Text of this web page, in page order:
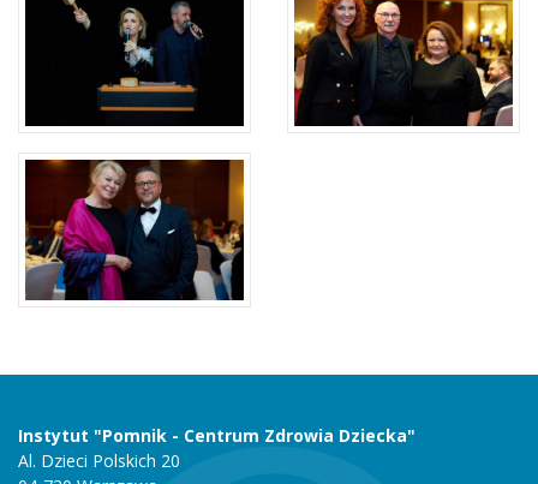
Instytut "Pomnik - Centrum Zdrowia Dziecka"
Al. Dzieci Polskich 20